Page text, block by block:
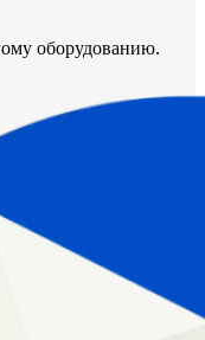
оборудованию.